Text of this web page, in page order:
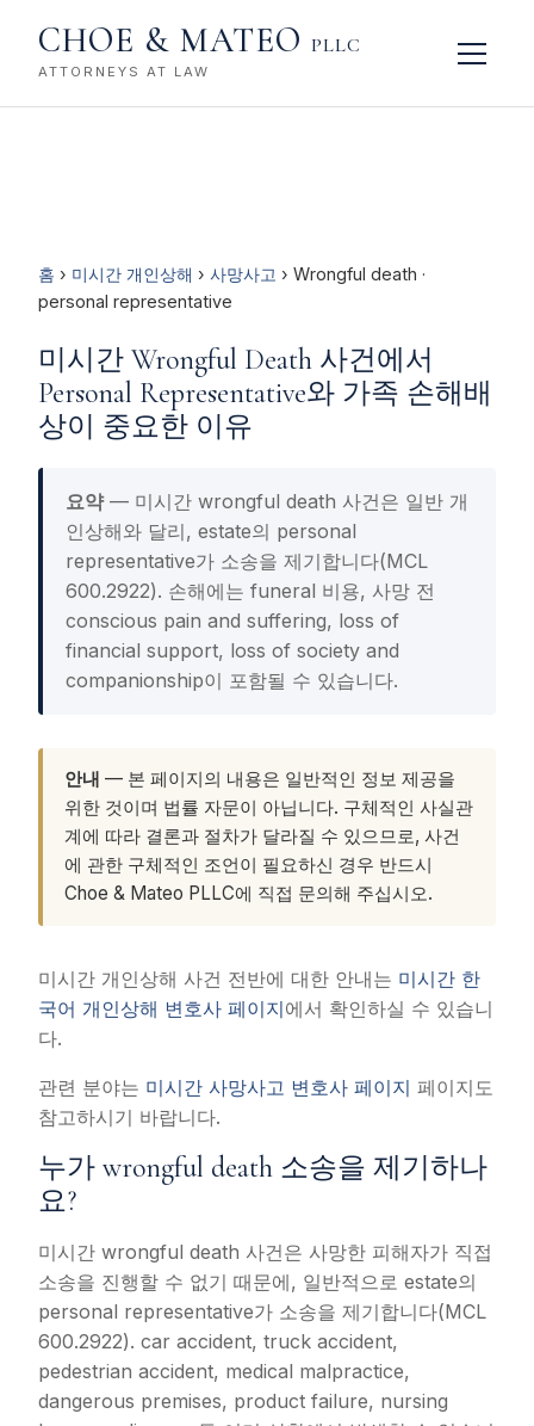
CHOE & MATEO PLLC
ATTORNEYS AT LAW
홈 › 미시간 개인상해 › 사망사고 › Wrongful death ·
personal representative
미시간 Wrongful Death 사건에서
Personal Representative와 가족 손해배
상이 중요한 이유
요약— 미시간 wrongful death 사건은 일반 개
인상해와 달리, estate의 personal
representative가 소송을 제기합니다(MCL
600.2922). 손해에는 funeral 비용, 사망 전
conscious pain and suffering, loss of
financial support, loss of society and
companionship이 포함될 수 있습니다.
안내 — 본 페이지의 내용은 일반적인 정보 제공을
위한 것이며 법률 자문이 아닙니다. 구체적인 사실관
계에 따라 결론과 절차가 달라질 수 있으므로, 사건
에 관한 구체적인 조언이 필요하신 경우 반드시
Choe & Mateo PLLC에 직접 문의해 주십시오.
미시간 개인상해 사건 전반에 대한 안내는 미시간 한
국어 개인상해 변호사 페이지에서 확인하실 수 있습니
다.
관련 분야는 미시간 사망사고 변호사 페이지 페이지도
참고하시기 바랍니다.
누가 wrongful death 소송을 제기하나
요?
미시간 wrongful death 사건은 사망한 피해자가 직접
소송을 진행할 수 없기 때문에, 일반적으로 estate의
personal representative가 소송을 제기합니다(MCL
600.2922). car accident, truck accident,
pedestrian accident, medical malpractice,
dangerous premises, product failure, nursing